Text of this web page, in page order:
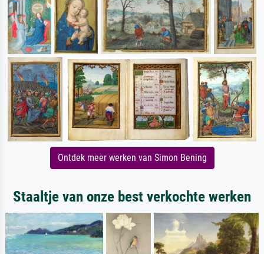
Ontdek meer werken van Simon Bening
Staaltje van onze best verkochte werken